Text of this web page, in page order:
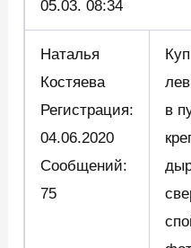
05.03. 08:34
Наталья
Костяева
Регистрация:
04.06.2020
Сообщений:
75
в